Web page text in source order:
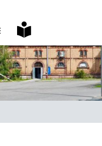
leichte
Sprache